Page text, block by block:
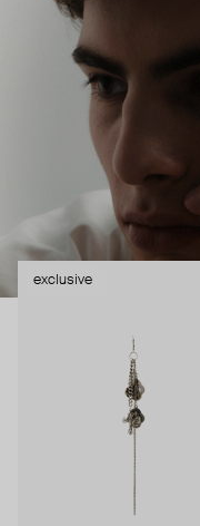
на красивых
замечаешь, потому
складываются
exclusive